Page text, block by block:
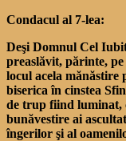
Condacul al 7-lea:
Deşi Domnul Cel
preaslăvit, părinte,
locul acela
biserica în cinstea
de trup fiind luminat,
bunăvestire ai
îngerilor şi al